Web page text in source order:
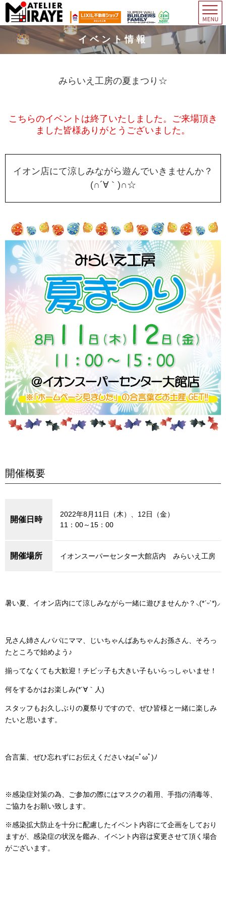
イベント情報
みらいえ工房の夏まつり☆
こちらのイベントは終了いたしました。ご来場頂き
ました皆様ありがとうございました。
イオン店にて涼しみながら遊んでいきませんか？
(∩´∀｀)∩☆
開催概要
開催日時
2022年8月11日（木）、12日（金）
11：00～15：00
開催場所 イオンスーパーセンター大館店内 みらいえ工房
暑い夏、イオン店内にて涼しみながら一緒に遊びませんか？⸜(*ˊᵕˋ*)⸝
兄さん姉さんパパにママ、じいちゃんばあちゃんお孫さん、そろっ
たところで始めよう♪
揃ってなくても大歓迎！チビッ子も大きい子もいらっしゃいませ！
何をするかはお楽しみ(*´∀｀人)
スタッフもお久しぶりの夏祭りですので、ぜひ皆様と一緒に楽しみ
たいと思います。
合言葉、ぜひ忘れずにお伝えくださいね(=ﾟωﾟ)ﾉ
※感染症対策の為、ご参加の際にはマスクの着用、手指の消毒等、
ご協力をお願い致します。
※感染拡大防止を十分に配慮したイベント内容にて企画をしており
ますが、感染症の状況を鑑み、イベント内容は変更させて頂く場合
がございます。